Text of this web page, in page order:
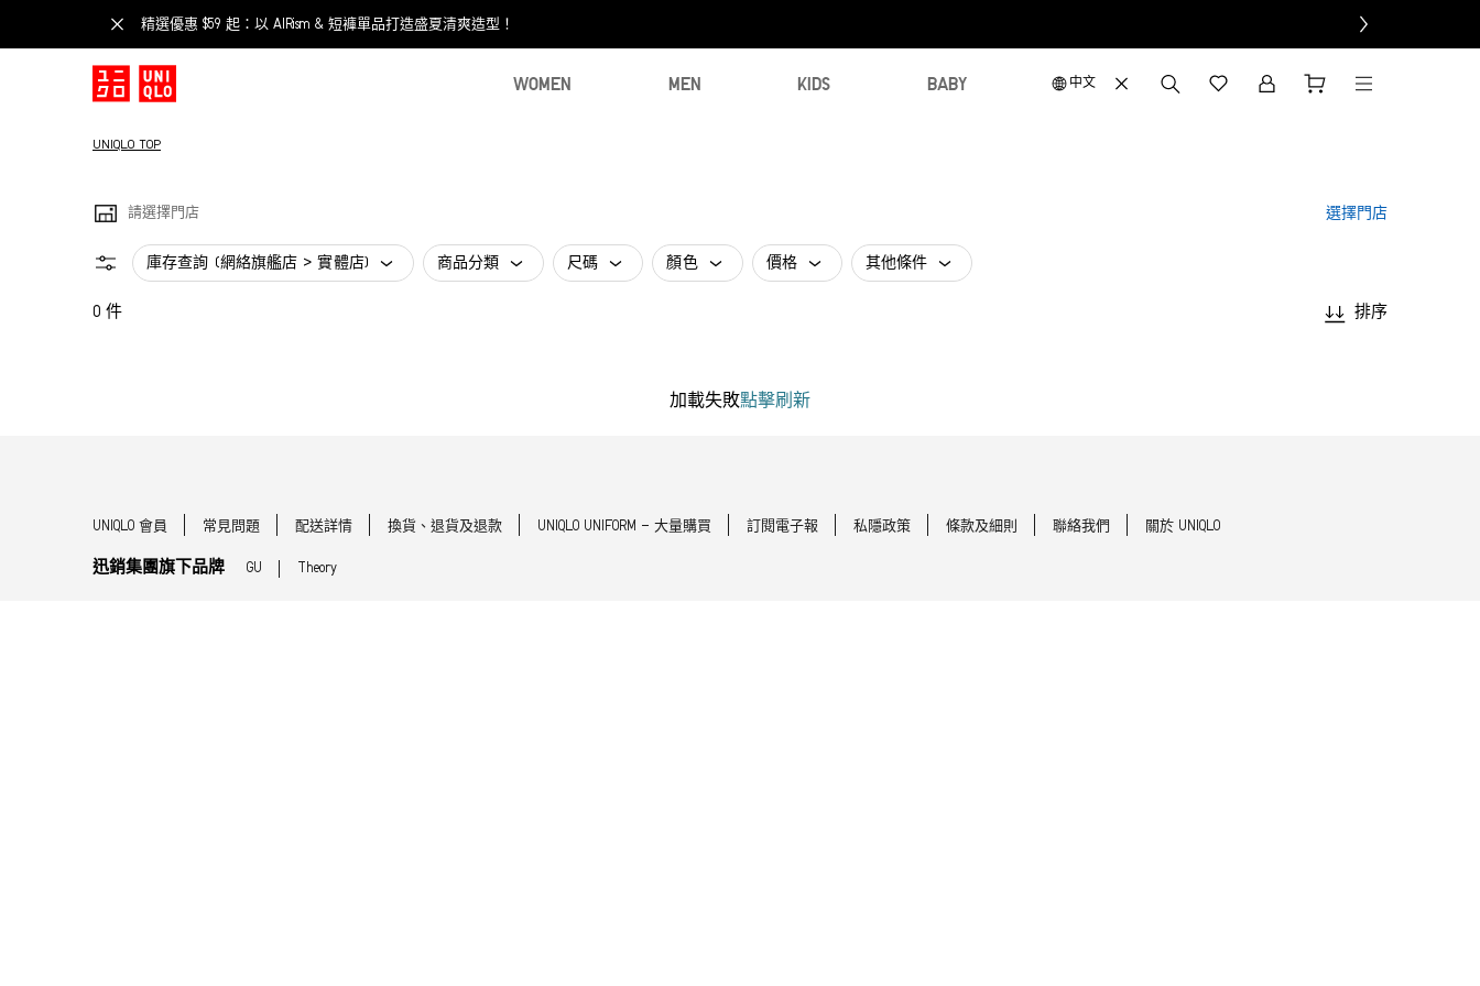
精選優惠 $59 起：以 AIRism & 短褲單品打造盛夏清爽造型！
WOMEN MEN KIDS BABY 中文
UNIQLO TOP
請選擇門店 選擇門店
庫存查詢 (網絡旗艦店 > 實體店) 商品分類 尺碼 顏色 價格 其他條件
0 件 排序
加載失敗點擊刷新
UNIQLO 會員 常見問題 配送詳情 換貨、退貨及退款 UNIQLO UNIFORM - 大量購買 訂閱電子報 私隱政策 條款及細則 聯絡我們 關於 UNIQLO
迅銷集團旗下品牌 GU Theory